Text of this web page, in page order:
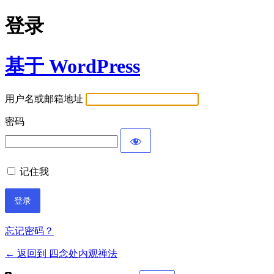
登录
基于 WordPress
用户名或邮箱地址
密码
记住我
忘记密码？
← 返回到 四念处内观禅法